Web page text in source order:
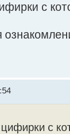
с
с